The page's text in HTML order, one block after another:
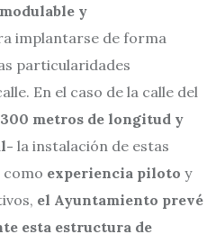
y
implantarse de forma
particularidades
En el caso de la calle del
metros de longitud y
la instalación de estas
experiencia piloto y
el Ayuntamiento prevé
esta estructura de